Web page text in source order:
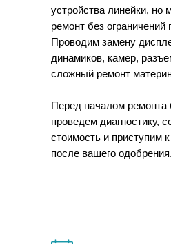
устройства линейки,
ремонт без ограничений
Проводим замену
динамиков, камер,
сложный ремонт
Перед началом ремонта
проведем диагностику,
стоимость и приступим
после вашего одобрения.